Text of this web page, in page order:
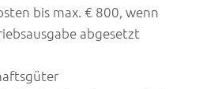
bis max. € 800, wenn
abgesetzt